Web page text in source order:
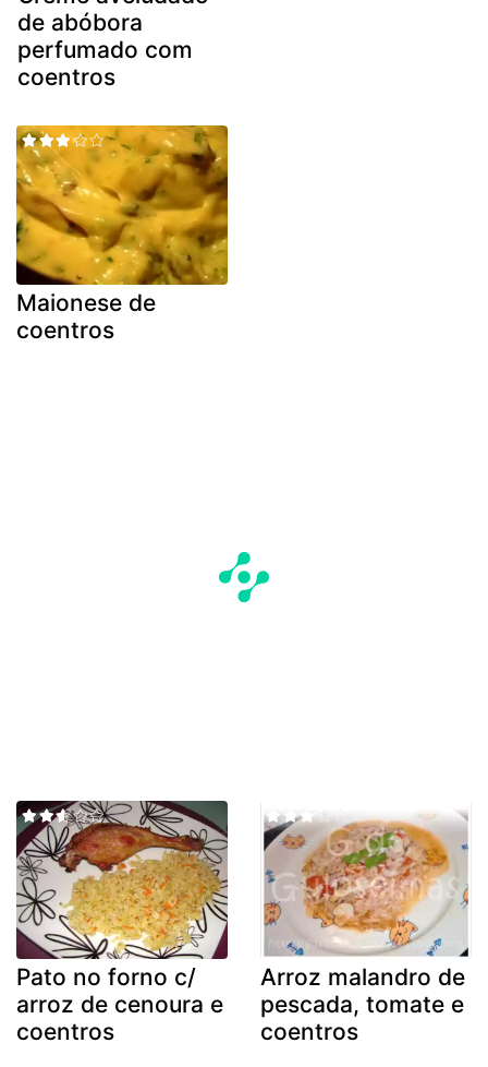
de abóbora
perfumado com
coentros
Maionese de
coentros
Pato no forno c/
arroz de cenoura e
coentros
Arroz malandro de
pescada, tomate e
coentros